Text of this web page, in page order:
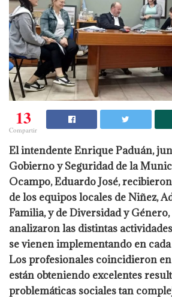
13
Compartir
El intendente Enrique Paduán,
Gobierno y Seguridad de la
Ocampo, Eduardo José,
de los equipos locales de Niñez,
Familia, y de Diversidad y
analizaron las distintas
se vienen implementando en cada
Los profesionales coincidieron
están obteniendo excelentes
problemáticas sociales tan